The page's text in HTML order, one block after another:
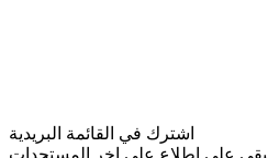
اشترك في القائمة البريدية